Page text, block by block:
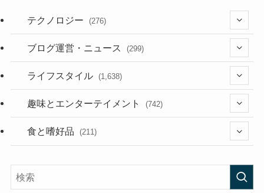
テクノロジー (276)
(36)
(187)
ブログ運営・ニュース (299)
(118)
(181)
ライフスタイル (1,638)
(394)
(282)
趣味とエンターテイメント (742)
(56)
食と嗜好品 (211)